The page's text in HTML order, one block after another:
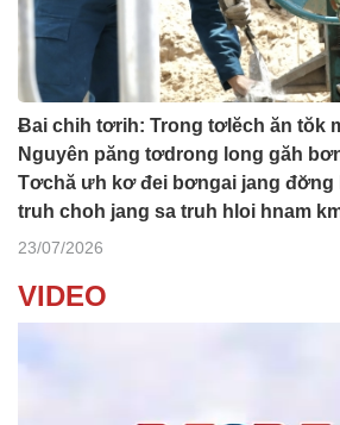
Ƀai chih tơrih: Trong tơlĕch ăn tŏk
Nguyên păng tơdrong long găh
Tơchă ưh kơ đei bơngai jang đơ̆ng
truh choh jang sa truh hloi hnam
23/07/2026
VIDEO